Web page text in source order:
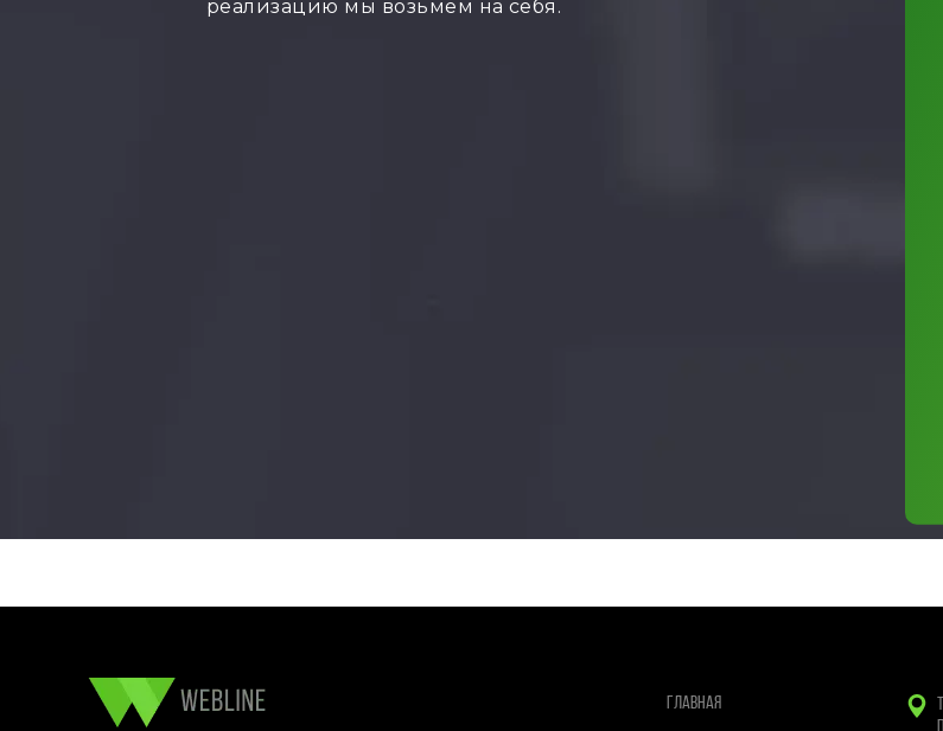
реализацию мы возьмем на себя.
ГЛАВНАЯ